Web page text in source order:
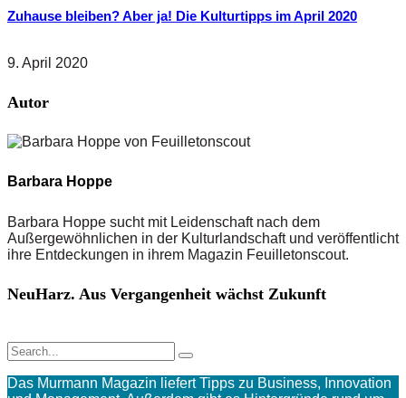
Zuhause bleiben? Aber ja! Die Kulturtipps im April 2020
9. April 2020
Autor
Barbara Hoppe
Barbara Hoppe sucht mit Leidenschaft nach dem
Außergewöhnlichen in der Kulturlandschaft und veröffentlicht
ihre Entdeckungen in ihrem Magazin Feuilletonscout.
NeuHarz. Aus Vergangenheit wächst Zukunft
Das Murmann Magazin liefert Tipps zu Business, Innovation